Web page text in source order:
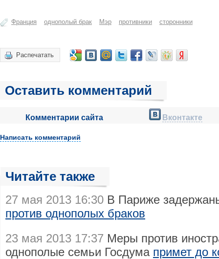
Франция однополый брак Мэр противники сторонники
Распечатать
Оставить комментарий
Комментарии сайта Вконтакте
Написать комментарий
Читайте также
27 мая 2013 16:30 В Париже
против однополых браков
23 мая 2013 17:37 Меры против
однополые семьи Госдума примет до